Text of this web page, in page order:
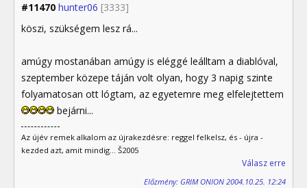
#11470 hunter06 [3333]
köszi, szükségem lesz rá...
amúgy mostanában amúgy is eléggé leálltam a diablóval,
szeptember közepe táján volt olyan, hogy 3 napig szinte
folyamatosan ott lógtam, az egyetemre meg elfelejtettem
bejárni...
Az újév remek alkalom az újrakezdésre: reggel felkelsz, és - újra -
kezded azt, amit mindig... Š2005
Válasz erre
Előzmény: GRIM ONION 2004.10.25. 12:24